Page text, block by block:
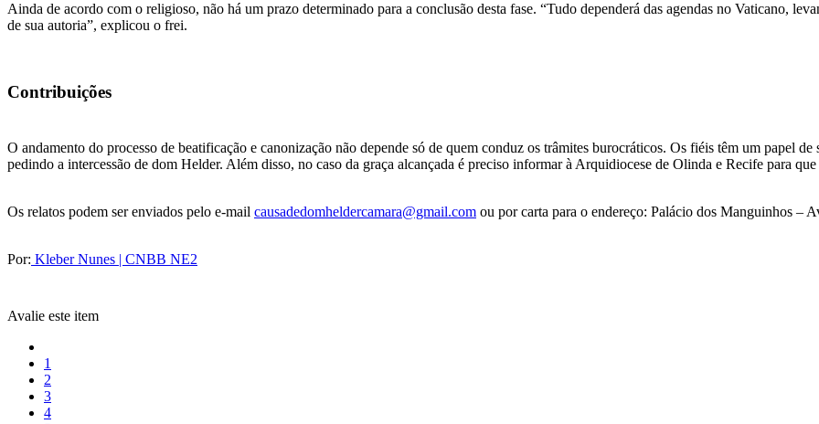
Ainda de acordo com o religioso, não há um prazo determinado para a conclusão desta fase. “Tudo dependerá das agendas no Vaticano,
de sua autoria”, explicou o frei.
Contribuições
O andamento do processo de beatificação e canonização não depende só de quem conduz os trâmites burocráticos. Os fiéis têm um papel
pedindo a intercessão de dom Helder. Além disso, no caso da graça alcançada é preciso informar à Arquidiocese de Olinda e Recife para
Os relatos podem ser enviados pelo e-mail causadedomheldercamara@gmail.com ou por carta para o endereço: Palácio dos Manguinhos –
Por: Kleber Nunes | CNBB NE2
Avalie este item
1
2
3
4